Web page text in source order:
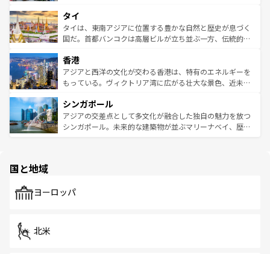
リティに包まれながら、韓国の多彩な魅力を心ゆくまで味
わってみてほしい。 なお、新着の韓国情報はコンテンツ一
覧を参照してほしい。
急速な発展と共に伝統が息づく。ハノイの古い町並みやホ
ーチミン市のフランス統治時代の建物も、独特の雰囲気を
醸し出している。また、バラエティの豊かさとおいしさで
とつ。フォーやバインミー、ベトナムコーヒーなどは、ぜ
ひ現地で味わいたい。どの地域を訪れてもあたたかい人々
が旅行者を迎えてくれるので、きっと忘れられない旅にな
参照してほしい。
タイ
タイは、東南アジアに位置する豊かな自然と歴史が息づく
国だ。首都バンコクは高層ビルが立ち並ぶ一方、伝統的な
の活気が交差している。北部ではチェンマイなどの山岳地
帯で自然と触れ合い、南部ではプーケットやクラビの美し
いビーチでリゾート気分を楽しむことができる。タイ料理
激する。気候は一年中温暖で、どの季節にも異なる楽しみ
が待っている。親しみやすいタイの人々、仏教を中心とし
た文化、そして多様な観光資源が、訪れる旅人を魅了し続
香港
アジアと西洋の文化が交わる香港は、特有のエネルギーを
もっている。ヴィクトリア湾に広がる壮大な景色、近未来
み、どこを訪れても感動するはず。観光スポットが密集し
ており、効率よく見どころを回れるのも魅力。息をのむよ
うな絶景から文化的な体験まで、香港を存分に楽しみ尽く
シンガポール
アジアの交差点として多文化が融合した独自の魅力を放つ
シンガポール。未来的な建築物が並ぶマリーナベイ、歴史
で、ホーカーズは地元の風情を楽しめる外せないスポット
国と地域
ヨーロッパ
北米